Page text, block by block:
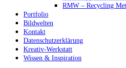
RMW – Recycling
Portfolio
Bildwelten
Kontakt
Datenschutzerklärung
Kreativ-Werkstatt
Wissen & Inspiration